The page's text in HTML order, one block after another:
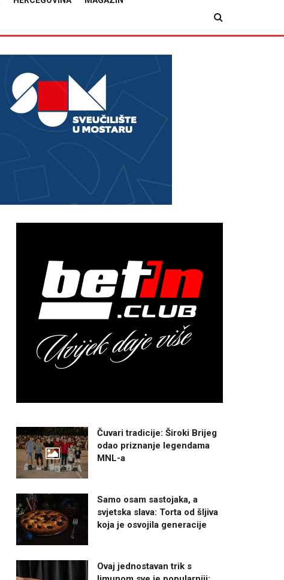
Čuvari tradicije: Široki Brijeg
odao priznanje legendama
MNL-a
Samo osam sastojaka, a
svjetska slava: Torta od šljiva
koja je osvojila generacije
Ovaj jednostavan trik s